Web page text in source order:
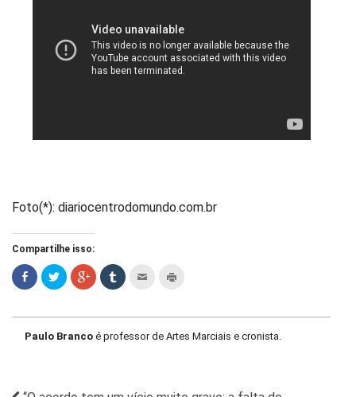
Foto(*): diariocentrodomundo.com.br
Compartilhe isso:
Paulo Branco é professor de Artes Marciais e cronista.